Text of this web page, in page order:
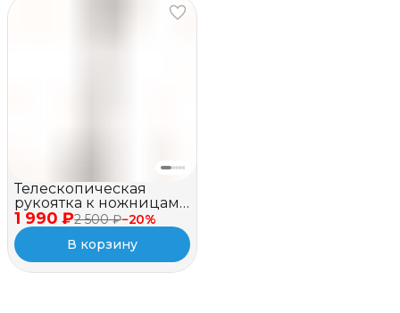
1 990 ₽2 500 ₽−20%
Телескопическая
рукоятка к ножницам
EVOline
В корзину